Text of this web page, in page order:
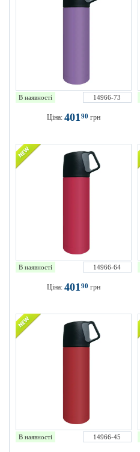
В наявності 14966-73
Ціна: 40190 грн
В наявності 14966-64
Ціна: 40190 грн
В наявності 14966-45